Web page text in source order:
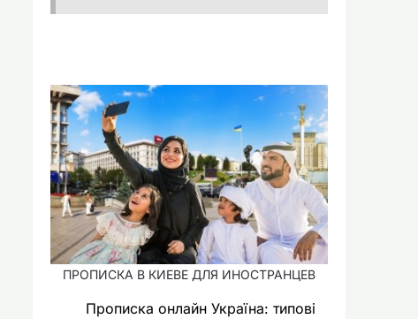
ПРОПИСКА В КИЕВЕ ДЛЯ ИНОСТРАНЦЕВ
Прописка онлайн Україна: типові